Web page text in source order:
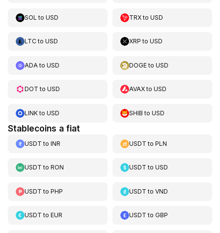
SOL to USD TRXtoUSD
LTCto USD XRP toUSD
ADA to USD DOGEtoUSD
DOT to USD AVAXtoUSD
LINKto USD SHIB toUSD
Stablecoins a fiat
USDT to INR USDT toPLN
USDT to RON USDT toUSD
USDT to PHP USDT toVND
USDT to EUR USDT toGBP